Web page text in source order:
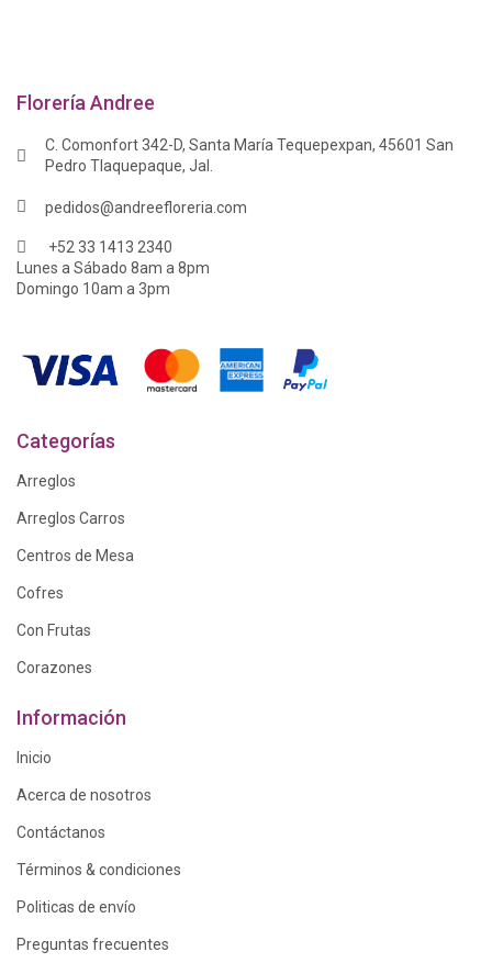
Florería Andree
C. Comonfort 342-D, Santa María Tequepexpan, 45601 San
Pedro Tlaquepaque, Jal.
pedidos@andreefloreria.com
+52 33 1413 2340
Lunes a Sábado 8am a 8pm
Domingo 10am a 3pm
Categorías
Arreglos
Arreglos Carros
Centros de Mesa
Cofres
Con Frutas
Corazones
Información
Inicio
Acerca de nosotros
Contáctanos
Términos & condiciones
Politicas de envío
Preguntas frecuentes